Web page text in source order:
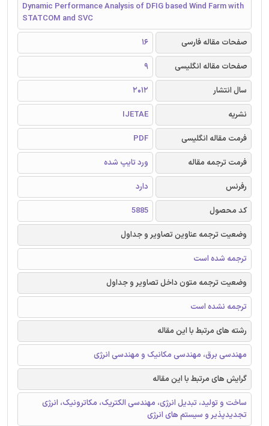
Dynamic Performance Analysis of DFIG based Wind Farm with
STATCOM and SVC
صفحات مقاله فارسی
16
صفحات مقاله انگلیسی
9
سال انتشار
2012
نشریه
IJETAE
فرمت مقاله انگلیسی
PDF
فرمت ترجمه مقاله
ورد تایپ شده
رفرنس
دارد
کد محصول
5885
وضعیت ترجمه عناوین تصاویر و جداول
ترجمه شده است
وضعیت ترجمه متون داخل تصاویر و جداول
ترجمه نشده است
رشته های مرتبط با این مقاله
مهندسی برق، مهندسی مکانیک و مهندسی انرژی
گرایش های مرتبط با این مقاله
ساخت و تولید، تبدیل انرژی، مهندسی الکتریک، مکاترونیک، انرژی
تجدیدپذیر و سیستم های انرژی